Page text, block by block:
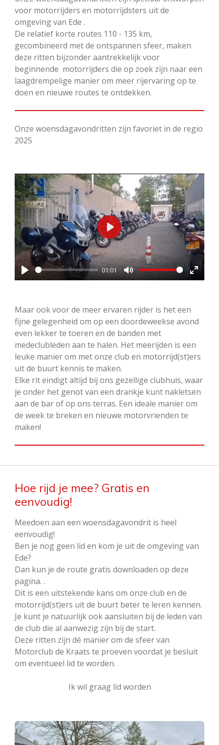
voor motorrijders en motorrijdsters uit de
omgeving van Ede .
De relatief korte routes 110 - 135 km,
gecombineerd met de ontspannen sfeer, maken
deze ritten bijzonder aantrekkelijk voor
beginnende motorrijders die op zoek zijn naar een
laagdrempelige manier om meer rijervaring op te
doen en nieuwe routes te ontdekken.
Onze woensdagavondritten zijn favoriet in de regio
2025
P
a
y
01:01
M
t
e
E
e
f
u
l
s
n
P
a
y
Maar ook voor de meer ervaren rijder is het een
fijne gelegenheid om op een doordeweekse avond
even lekker te toeren en de banden met
medeclubleden aan te halen. Het meerijden is een
leuke manier om met onze club en motorrijd(st)ers
uit de buurt kennis te maken.
Elke rit eindigt altijd bij ons gezellige clubhuis, waar
je onder het genot van een drankje kunt nakletsen
aan de bar of op ons terras. Een ideale manier om
de week te breken en nieuwe motorvrienden te
maken!
Hoe rijd je mee? Gratis en
eenvoudig!
Meedoen aan een woensdagavondrit is heel
eenvoudig!
Ben je nog geen lid en kom je uit de omgeving van
Ede?
Dan kun je de route gratis downloaden op deze
pagina. .
Dit is een uitstekende kans om onze club en de
motorrijd(st)ers uit de buurt beter te leren kennen.
Je kunt je natuurlijk ook aansluiten bij de leden van
de club die al aanwezig zijn bij de start.
Deze ritten zijn dé manier om de sfeer van
Motorclub de Kraats te proeven voordat je besluit
om eventueel lid te worden.
Ik wil graag lid worden